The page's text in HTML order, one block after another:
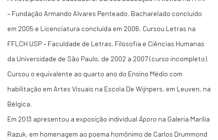
– Fundação Armando Alvares Penteado. Bacharelado concluído
em 2005 e Licenciatura concluída em 2006. Cursou Letras na
FFLCH USP – Faculdade de Letras, Filosofia e Ciências Humanas
da Universidade de São Paulo, de 2002 a 2007 (curso incompleto).
Cursou o equivalente ao quarto ano do Ensino Médio com
habilitação em Artes Visuais na Escola De Wijnpers, em Leuven, na
Bélgica.
Em 2013 apresentou a exposição individual Áporo na Galeria Marilia
Razuk, em homenagem ao poema homônimo de Carlos Drummond